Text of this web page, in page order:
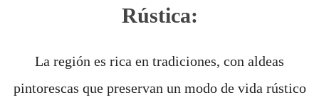
Rústica:
La región es rica en tradiciones, con aldeas
pintorescas que preservan un modo de vida rústico